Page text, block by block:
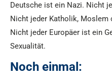
Deutsche ist ein Nazi. Nicht
Nicht jeder Katholik, Moslem
Nicht jeder Europäer ist ein
Sexualität.
Noch einmal: